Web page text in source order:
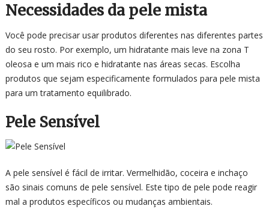
Necessidades da pele mista
Você pode precisar usar produtos diferentes nas diferentes partes
do seu rosto. Por exemplo, um hidratante mais leve na zona T
oleosa e um mais rico e hidratante nas áreas secas. Escolha
produtos que sejam especificamente formulados para pele mista
para um tratamento equilibrado.
Pele Sensível
A pele sensível é fácil de irritar. Vermelhidão, coceira e inchaço
são sinais comuns de pele sensível. Este tipo de pele pode reagir
mal a produtos específicos ou mudanças ambientais.